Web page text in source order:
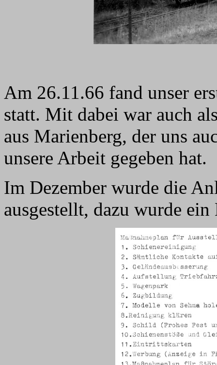
Am 26.11.66 fand unser
statt. Mit dabei war auch
aus Marienberg, der uns
unsere Arbeit gegeben hat.
Im Dezember wurde die
ausgestellt, dazu wurde